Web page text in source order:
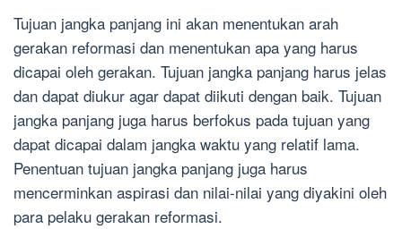
Tujuan jangka panjang ini akan menentukan arah
gerakan reformasi dan menentukan apa yang harus
dicapai oleh gerakan. Tujuan jangka panjang harus jelas
dan dapat diukur agar dapat diikuti dengan baik. Tujuan
jangka panjang juga harus berfokus pada tujuan yang
dapat dicapai dalam jangka waktu yang relatif lama.
Penentuan tujuan jangka panjang juga harus
mencerminkan aspirasi dan nilai-nilai yang diyakini oleh
para pelaku gerakan reformasi.